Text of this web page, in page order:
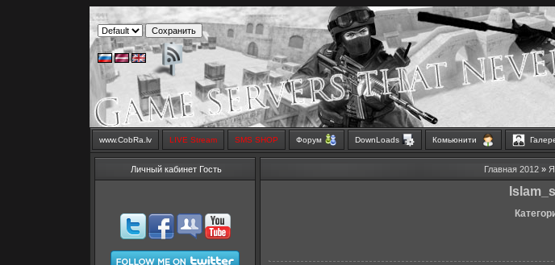
www.CobRa.lv LIVE Stream SMS SHOP Форум DownLoads Комьюнити
Личный кабинет Гость Главная 2012 »